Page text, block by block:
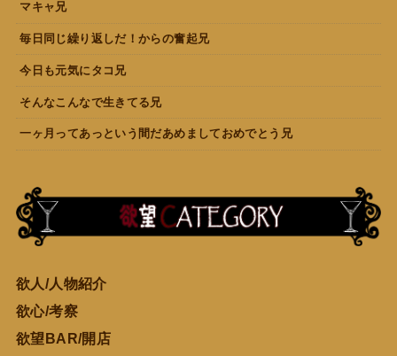
マキャ兄
毎日同じ繰り返しだ！からの奮起兄
今日も元気にタコ兄
そんなこんなで生きてる兄
一ヶ月ってあっという間だあめましておめでとう兄
欲人/人物紹介
欲心/考察
欲望BAR/開店